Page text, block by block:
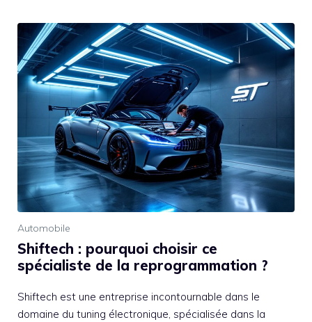
Automobile
Shiftech : pourquoi choisir ce
spécialiste de la reprogrammation ?
Shiftech est une entreprise incontournable dans le
domaine du tuning électronique, spécialisée dans la